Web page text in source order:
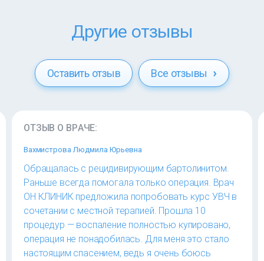
Другие отзывы
Оставить отзыв Все отзывы
ОТЗЫВ О ВРАЧЕ:
Вахмистрова Людмила Юрьевна
Обращалась с рецидивирующим бартолинитом.
Раньше всегда помогала только операция. Врач
ОН КЛИНИК предложила попробовать курс УВЧ в
сочетании с местной терапией. Прошла 10
процедур — воспаление полностью купировано,
операция не понадобилась. Для меня это стало
настоящим спасением, ведь я очень боюсь